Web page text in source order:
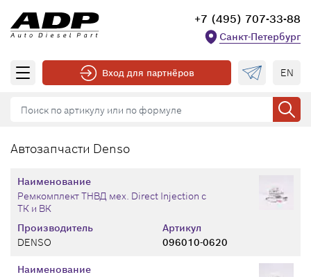
+7 (495) 707-33-88
Санкт-Петербург
Вход для партнёров EN
Автозапчасти Denso
Производитель
DENSO
Артикул
096010-0620
Наименование
Ремкомплект ТНВД мех. Direct Injection с
ТК и ВК
Наименование